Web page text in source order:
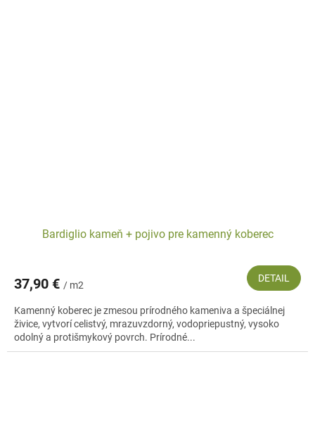
Bardiglio kameň + pojivo pre kamenný koberec
37,90 € / m2
DETAIL
Kamenný koberec je zmesou prírodného kameniva a špeciálnej
živice, vytvorí celistvý, mrazuvzdorný, vodopriepustný, vysoko
odolný a protišmykový povrch. Prírodné...